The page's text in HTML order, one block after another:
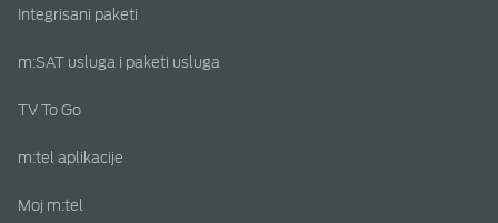
Integrisani paketi
m:SAT usluga i paketi usluga
TV To Go
m:tel aplikacije
Moj m:tel